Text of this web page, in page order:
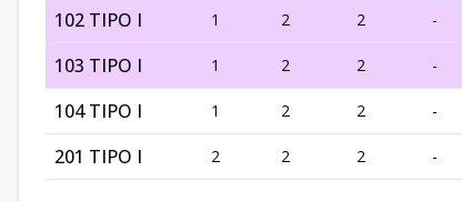
102 TIPO I 1 2 2 -
103 TIPO I 1 2 2 -
104 TIPO I 1 2 2 -
201 TIPO I 2 2 2 -